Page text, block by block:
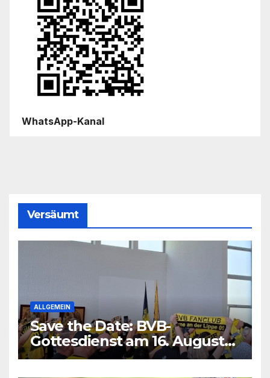
WhatsApp-Kanal
Versäumt
ALLGEMEIN
Save the Date: BVB-
Gottesdienst am 16. August
2026